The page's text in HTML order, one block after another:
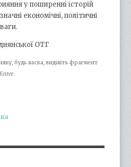
у поширенні історій
економічні, політичні
ОТГ
будь ласка, виділіть фрагмент
.